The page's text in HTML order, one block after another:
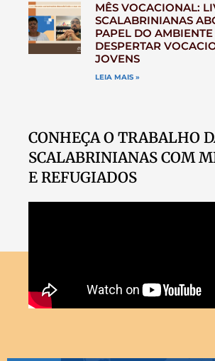
MÊS VOCACIONAL:
SCALABRINIANAS
PAPEL DO
DESPERTAR
JOVENS
LEIA MAIS »
CONHEÇA O TRABALHO
SCALABRINIANAS COM
E REFUGIADOS